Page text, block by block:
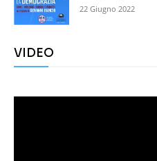
22 Giugno 2022
VIDEO